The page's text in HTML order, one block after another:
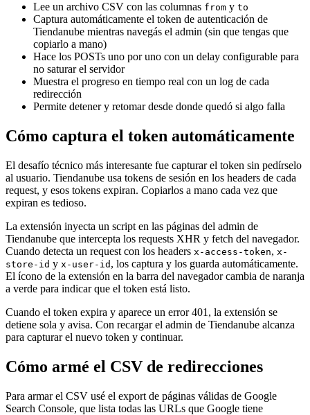
Lee un archivo CSV con las columnas from y to
Captura automáticamente el token de autenticación de
Tiendanube mientras navegás el admin (sin que tengas que
copiarlo a mano)
Hace los POSTs uno por uno con un delay configurable para
no saturar el servidor
Muestra el progreso en tiempo real con un log de cada
redirección
Permite detener y retomar desde donde quedó si algo falla
Cómo captura el token automáticamente
El desafío técnico más interesante fue capturar el token sin pedírselo
al usuario. Tiendanube usa tokens de sesión en los headers de cada
request, y esos tokens expiran. Copiarlos a mano cada vez que
expiran es tedioso.
La extensión inyecta un script en las páginas del admin de
Tiendanube que intercepta los requests XHR y fetch del navegador.
Cuando detecta un request con los headers x-access-token, x-
store-id y x-user-id , los captura y los guarda automáticamente.
El ícono de la extensión en la barra del navegador cambia de naranja
a verde para indicar que el token está listo.
Cuando el token expira y aparece un error 401, la extensión se
detiene sola y avisa. Con recargar el admin de Tiendanube alcanza
para capturar el nuevo token y continuar.
Cómo armé el CSV de redirecciones
Para armar el CSV usé el export de páginas válidas de Google
Search Console, que lista todas las URLs que Google tiene